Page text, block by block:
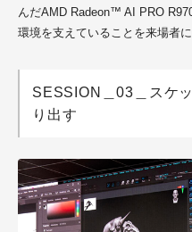
んだAMD Radeon™ AI
PRO
環境を支えていることを来場者に
SESSION＿03＿スケ
り出す